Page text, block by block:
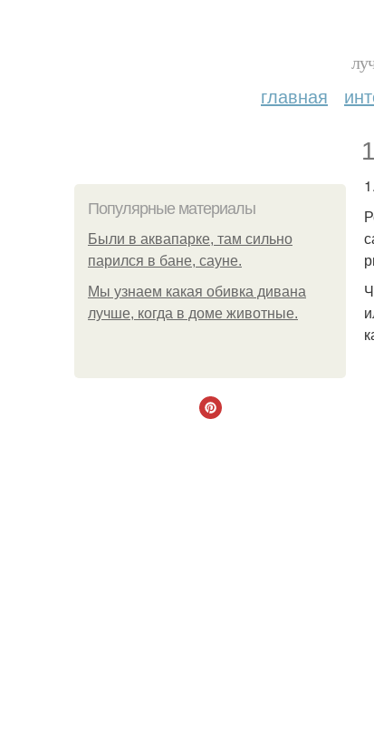
главная
Популярные материалы
Были в аквапарке, там сильно
парился в бане, сауне.
Мы узнаем какая обивка дивана
лучше, когда в доме животные.